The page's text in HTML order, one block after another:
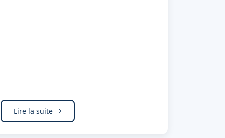
Lire la suite